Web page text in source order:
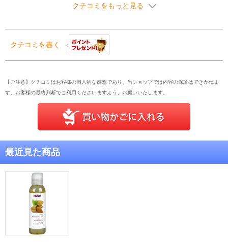
クチコミをもっと見る
クチコミを書く
【ご注意】クチコミはお客様の個人的な感想であり、当ショップでは内容の保証はできかねま
す。お客様の最終判断でご利用くださいますよう、お願いいたします。
最近見た商品